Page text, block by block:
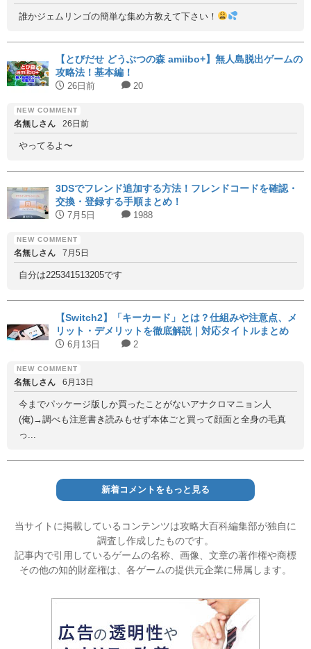
誰かジェムリンゴの簡単な集め方教えて下さい！
【とびだせ どうぶつの森 amiibo+】無人島脱出ゲームの
攻略法！基本編！
26日前 20
名無しさん 26日前
やってるよ〜
3DSでフレンド追加する方法！フレンドコードを確認・
交換・登録する手順まとめ！
7月5日 1988
名無しさん 7月5日
自分は225341513205です
【Switch2】「キーカード」とは？仕組みや注意点、メ
リット・デメリットを徹底解説｜対応タイトルまとめ
6月13日 2
名無しさん 6月13日
今までパッケージ版しか買ったことがないアナクロマニョン人
(俺)→調べも注意書き読みもせず本体ごと買って顔面と全身の毛真
っ...
新着コメントをもっと見る
当サイトに掲載しているコンテンツは攻略大百科編集部が独自に
調査し作成したものです。
記事内で引用しているゲームの名称、画像、文章の著作権や商標
その他の知的財産権は、各ゲームの提供元企業に帰属します。